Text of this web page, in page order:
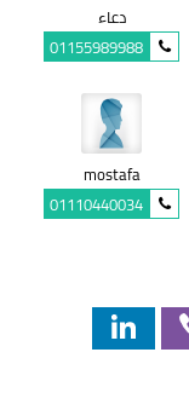
دعاء
01155989988
mostafa
01110440034